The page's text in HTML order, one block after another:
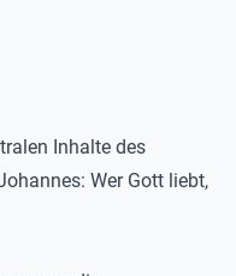
Inhalte des
Wer Gott liebt,